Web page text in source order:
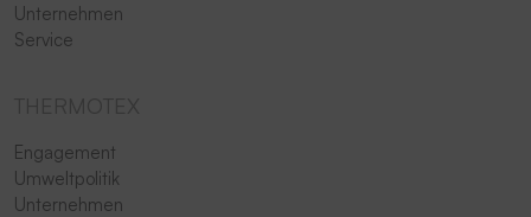
Unternehmen
Service
Engagement
Umweltpolitik
Unternehmen